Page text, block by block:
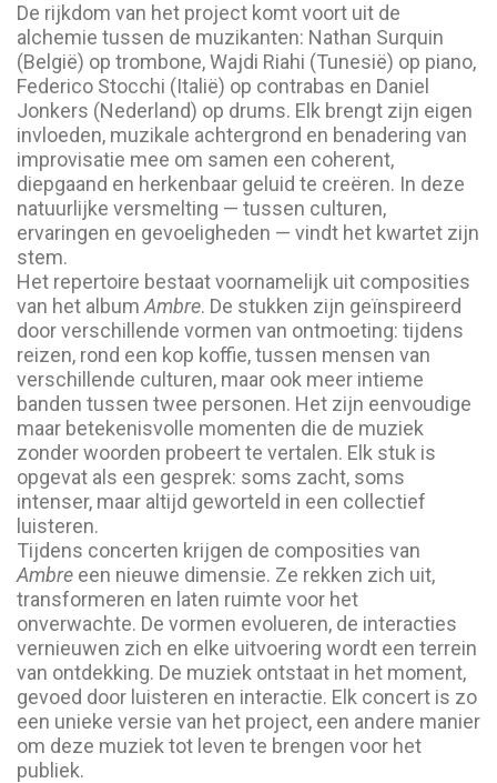
De rijkdom van het project komt voort uit de
alchemie tussen de muzikanten: Nathan Surquin
(België) op trombone, Wajdi Riahi (Tunesië) op piano,
Federico Stocchi (Italië) op contrabas en Daniel
Jonkers (Nederland) op drums. Elk brengt zijn eigen
invloeden, muzikale achtergrond en benadering van
improvisatie mee om samen een coherent,
diepgaand en herkenbaar geluid te creëren. In deze
natuurlijke versmelting — tussen culturen,
ervaringen en gevoeligheden — vindt het kwartet zijn
stem.
Het repertoire bestaat voornamelijk uit composities
van het album Ambre. De stukken zijn geïnspireerd
door verschillende vormen van ontmoeting: tijdens
reizen, rond een kop koffie, tussen mensen van
verschillende culturen, maar ook meer intieme
banden tussen twee personen. Het zijn eenvoudige
maar betekenisvolle momenten die de muziek
zonder woorden probeert te vertalen. Elk stuk is
opgevat als een gesprek: soms zacht, soms
intenser, maar altijd geworteld in een collectief
luisteren.
Tijdens concerten krijgen de composities van
Ambre een nieuwe dimensie. Ze rekken zich uit,
transformeren en laten ruimte voor het
onverwachte. De vormen evolueren, de interacties
vernieuwen zich en elke uitvoering wordt een terrein
van ontdekking. De muziek ontstaat in het moment,
gevoed door luisteren en interactie. Elk concert is zo
een unieke versie van het project, een andere manier
om deze muziek tot leven te brengen voor het
publiek.